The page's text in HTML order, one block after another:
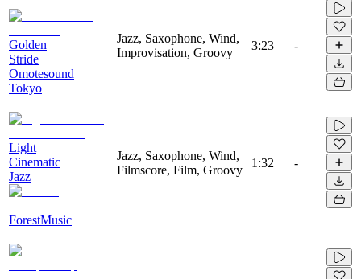
Golden
Stride
Omotesound
Tokyo
Jazz, Saxophone, Wind,
Improvisation, Groovy
3:23 -
Light
Cinematic
Jazz
ForestMusic
Jazz, Saxophone, Wind,
Filmscore, Film, Groovy
1:32 -